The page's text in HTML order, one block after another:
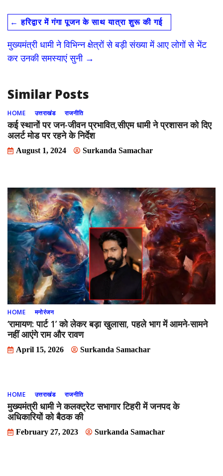
e
b
o
o
to
d
o
n
ai
l
ar
e
← हरिद्वार में गंगा पूजन के साथ यात्रा शुरू की गई
मुख्यमंत्री धामी ने विभिन्न क्षेत्रों से बड़ी संख्या में आए लोगों से भेंट
कर उनकी समस्याएं सुनी →
Similar Posts
HOME उत्तराखंड राजनीति
कई स्थानों पर जन-जीवन प्रभावित,सीएम धामी ने प्रशासन को दिए
अलर्ट मोड पर रहने के निर्देश
August 1, 2024 Surkanda Samachar
HOME मनोरंजन
‘रामायण: पार्ट 1’ को लेकर बड़ा खुलासा, पहले भाग में आमने-सामने
नहीं आएंगे राम और रावण
April 15, 2026 Surkanda Samachar
HOME उत्तराखंड राजनीति
मुख्यमंत्री धामी ने कलक्ट्रेट सभागार टिहरी में जनपद के
अधिकारियों को बैठक की
February 27, 2023 Surkanda Samachar